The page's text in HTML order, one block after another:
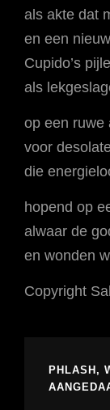
als akte dat
en een
Cupido’s
als
op een ruwe
voor
die
hopend op
alwaar de
en wonden
Copyright
PHLASH,